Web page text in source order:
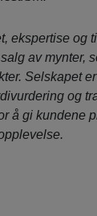
ekspertise og
av mynter,
Selskapet
og
å gi kundene